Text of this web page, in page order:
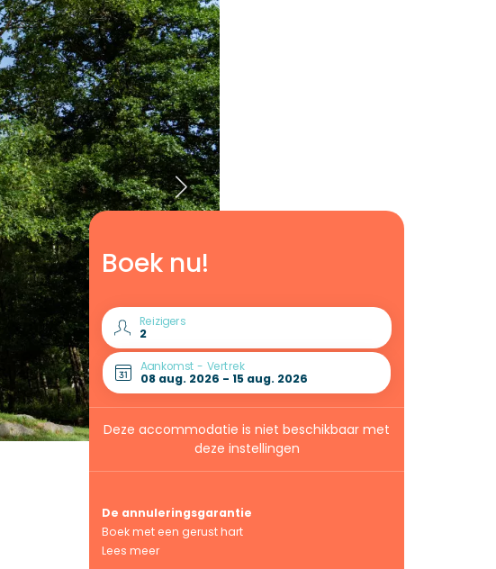
Boek nu!
Reizigers
Aankomst - Vertrek
Deze accommodatie is niet beschikbaar met
deze instellingen
De annuleringsgarantie
Boek met een gerust hart
Lees meer